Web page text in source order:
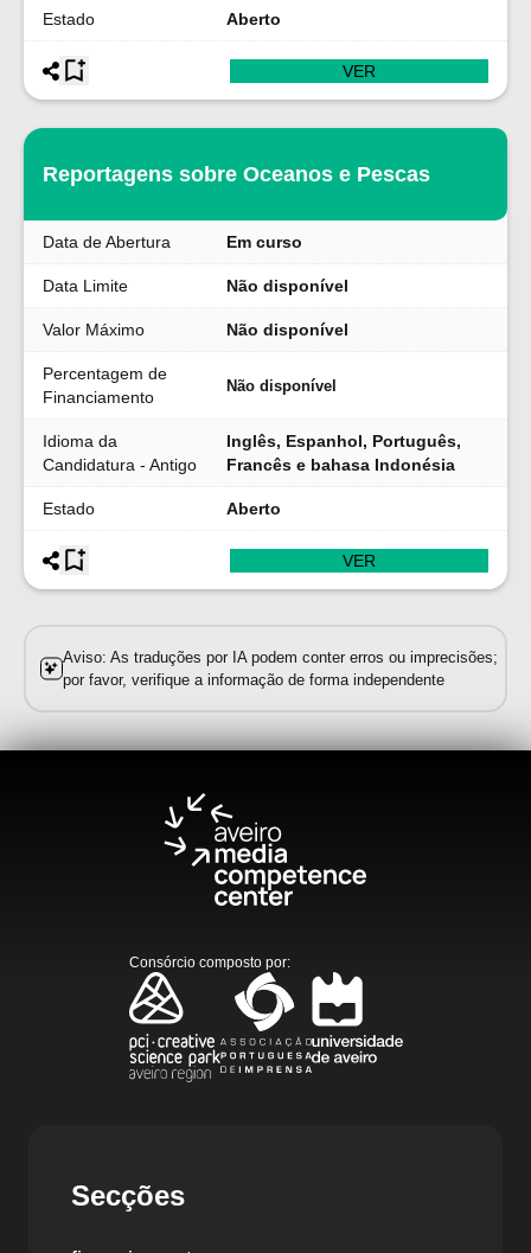
Estado Aberto
VER
Reportagens sobre Oceanos e Pescas
Data de Abertura Em curso
Data Limite Não disponível
Valor Máximo Não disponível
Percentagem de
Financiamento
Não disponível
Idioma da
Candidatura - Antigo
Inglês, Espanhol, Português,
Francês e bahasa Indonésia
Estado Aberto
VER
Aviso: As traduções por IA podem conter erros ou imprecisões;
por favor, verifique a informação de forma independente
Consórcio composto por:
Secções